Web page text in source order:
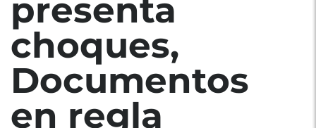
presenta
choques,
Documentos
en regla